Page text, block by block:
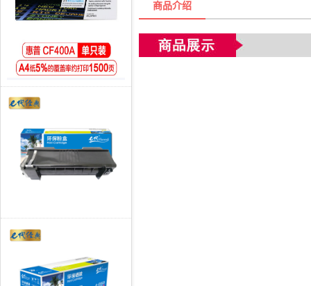
商品介绍